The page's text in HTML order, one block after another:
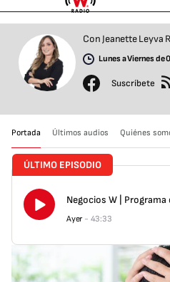
Con Jeanette Leyva
Lunes a Viernes de
Suscríbete
Ayer - 43:33
Portada Últimos audios Quiénes